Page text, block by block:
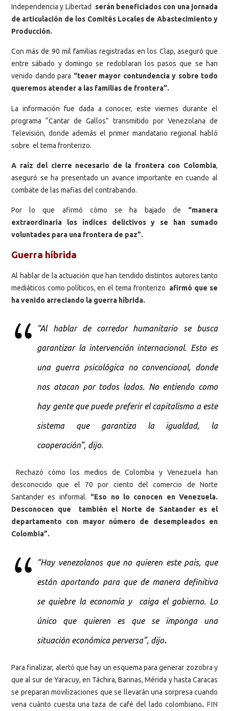
Independencia y Libertad serán beneficiados con una jornada
de articulación de los Comités Locales de Abastecimiento y
Producción.
Con más de 90 mil familias registradas en los Clap, aseguró que
entre sábado y domingo se redoblaran los pasos que se han
venido dando para “tener mayor contundencia y sobre todo
queremos atender a las familias de frontera”.
La información fue dada a conocer, este viernes durante el
programa “Cantar de Gallos” transmitido por Venezolana de
Televisión, donde además el primer mandatario regional habló
sobre el tema fronterizo.
A raíz del cierre necesario de la frontera con Colombia,
aseguró se ha presentado un avance importante en cuando al
combate de las mafias del contrabando.
Por lo que afirmó cómo se ha bajado de “manera
extraordinaria los índices delictivos y se han sumado
voluntades para una frontera de paz”.
Guerra híbrida
Al hablar de la actuación que han tendido distintos autores tanto
mediáticos como políticos, en el tema fronterizo afirmó que se
ha venido arreciando la guerra híbrida.
“Al hablar de corredor humanitario se busca
garantizar la intervención internacional. Esto es
una guerra psicológica no convencional, donde
nos atacan por todos lados. No entiendo como
hay gente que puede preferir el capitalismo a este
sistema que garantiza la igualdad, la
cooperación”, dijo.
Rechazó cómo los medios de Colombia y Venezuela han
desconocido que el 70 por ciento del comercio de Norte
Santander es informal. “Eso no lo conocen en Venezuela.
Desconocen que también el Norte de Santander es el
departamento con mayor número de desempleados en
Colombia”.
“Hay venezolanos que no quieren este país, que
están aportando para que de manera definitiva
se quiebre la economía y caiga el gobierno. Lo
único que quieren es que se imponga una
situación económica perversa”, dijo.
Para finalizar, alertó que hay un esquema para generar zozobra y
que al sur de Yaracuy, en Táchira, Barinas, Mérida y hasta Caracas
se preparan movilizaciones que se llevarán una sorpresa cuando
vena cuánto cuesta una taza de café del lado colombiano. FIN